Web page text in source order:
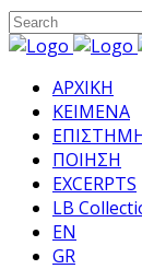
ΑΡΧΙΚΗ
ΚΕΙΜΕΝΑ
ΠΟΙΗΣΗ
EXCERPTS
LB
EN
GR